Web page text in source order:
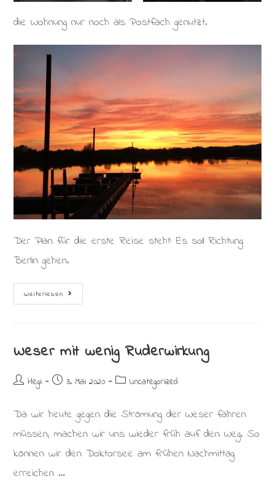
die Wohnung nur noch als Postfach genutzt.
Der Plan für die erste Reise steht: Es soll Richtung
Berlin gehen.
Weiterlesen Im
Heimathafen
Weser mit wenig Ruderwirkung
Beitrags-
Hegi
Beitrag3. Mai 2020
Beitrags-
Uncategorized
Da wir heute gegen die Strömung der Weser fahren
müssen, machen wir uns wieder früh auf den Weg. So
können wir den Doktorsee am frühen Nachmittag
erreichen …